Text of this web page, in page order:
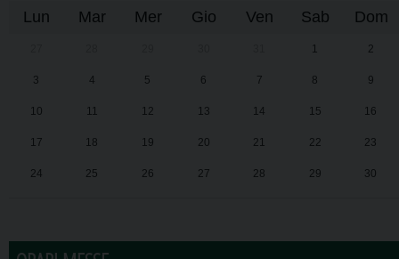
Lun
Mar Mer Gio Ven Sab Dom
1 2
3 4 5 6 7 8 9
10 11 12 13 14 15 16
17 18 19 20 21 22 23
24 25 26 27 28 29 30